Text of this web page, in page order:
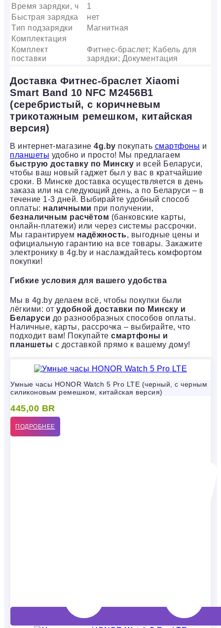
Время зарядки, ч
1
Быстрая зарядка
нет
Тип подзарядки
Магнитная
Комплектация
Комплект
поставки
Фитнес-браслет; Кабель для
зарядки; Документация
Доставка Фитнес-браслет Xiaomi
Smart Band 10 NFC M2456B1
(серебристый, с коричневым
трикотажным ремешком, китайская
версия)
В интернет-магазине 4g.by покупать смартфоны и
планшеты удобно и просто! Мы предлагаем
быструю доставку по Минску и всей Беларуси,
чтобы ваш новый гаджет был у вас в кратчайшие
сроки. В Минске доставка осуществляется в день
заказа или на следующий день, а по Беларуси – в
течение 1-3 дней. Выбирайте удобный способ
оплаты: наличными при получении,
безналичным расчётом (банковские карты,
онлайн-платежи) или через системы рассрочки.
Мы гарантируем надёжность, выгодные цены и
официальную гарантию на все товары. Закажите
электронику в 4g.by и наслаждайтесь комфортом
покупки!
Гибкие условия для вашего удобства
Мы в 4g.by делаем всё, чтобы покупки были
лёгкими: от удобной доставки по Минску и
Беларуси до разнообразных способов оплаты.
Наличные, карты, рассрочка – выбирайте, что
подходит вам! Покупайте смартфоны и
планшеты с доставкой прямо к вашему дому!
Умные часы HONOR Watch 5 Pro LTE (черный, с черным
силиконовым ремешком, китайская версия)
445,00 BR
ПОДРОБНЕЕ